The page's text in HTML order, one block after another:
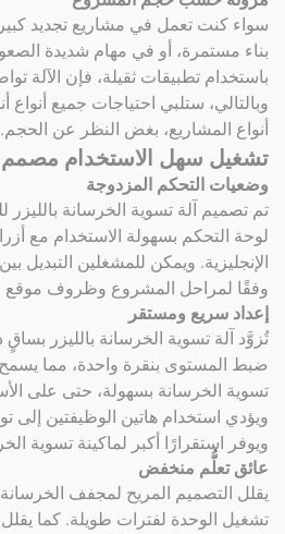
سواء كنت تعمل في مشاريع تجديد
بناء مستمرة، أو في مهام شديدة
باستخدام تطبيقات ثقيلة، فإن الآلة
وبالتالي، ستلبي احتياجات جميع
أنواع المشاريع، بغض النظر عن الحجم.
تشغيل سهل الاستخدام مصمم
وضعيات التحكم المزدوجة
تم تصميم آلة تسوية الخرسانة بالليزر
لوحة التحكم بسهولة الاستخدام مع
الإنجليزية. ويمكن للمشغلين التبديل
وفقًا لمراحل المشروع وظروف موقع
إعداد سريع ومستقر
تُزوَّد آلة تسوية الخرسانة بالليزر
ضبط المستوى بنقرة واحدة، مما يسمح
تسوية الخرسانة بسهولة، حتى على
ويؤدي استخدام هاتين الوظيفتين إلى
ويوفر استقرارًا أكبر لماكينة تسوية
عائق تعلُّم منخفض
يقلل التصميم المريح لمجفف
تشغيل الوحدة لفترات طويلة. كما